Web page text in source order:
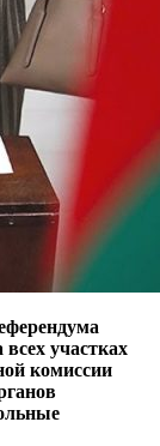
участках
комиссии